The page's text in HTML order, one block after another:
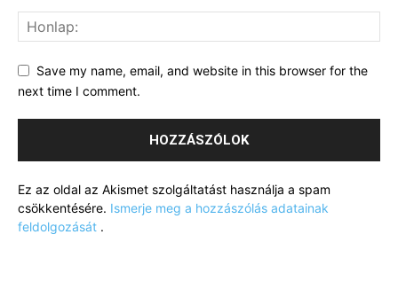
Save my name, email, and website in this browser for the
next time I comment.
Ez az oldal az Akismet szolgáltatást használja a spam
csökkentésére. Ismerje meg a hozzászólás adatainak
feldolgozását .